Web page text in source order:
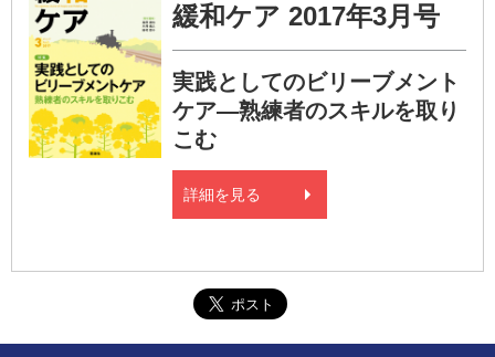
緩和ケア 2017年3月号
実践としてのビリーブメント
ケア―熟練者のスキルを取り
こむ
詳細を見る